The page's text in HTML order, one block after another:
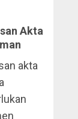
Akta
akta